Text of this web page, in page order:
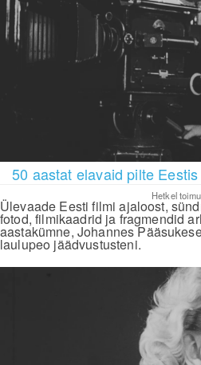
50 aastat elavaid pilte Eestis
Hetkel
Ülevaade Eesti filmi ajaloost,
fotod, filmikaadrid ja fragmendid
aastakümne, Johannes
laulupeo jäädvustusteni.